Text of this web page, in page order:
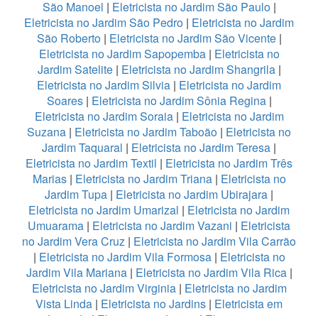
São Manoel | Eletricista no Jardim São Paulo|
Eletricista no Jardim São Pedro | Eletricista no Jardim
São Roberto| Eletricista no Jardim São Vicente|
Eletricista no Jardim Sapopemba| Eletricista no
Jardim Satelite| Eletricista no Jardim Shangrila|
Eletricista no Jardim Silvia | Eletricista no Jardim
Soares| Eletricista no Jardim Sônia Regina|
Eletricista no Jardim Soraia| Eletricista no Jardim
Suzana | Eletricista no Jardim Taboão | Eletricista no
Jardim Taquaral | Eletricista no Jardim Teresa |
Eletricista no Jardim Textil | Eletricista no Jardim Três
Marias| Eletricista no Jardim Triana| Eletricista no
Jardim Tupa | Eletricista no Jardim Ubirajara |
Eletricista no Jardim Umarizal | Eletricista no Jardim
Umuarama | Eletricista no Jardim Vazani | Eletricista
no Jardim Vera Cruz | Eletricista no Jardim Vila Carrão
| Eletricista no Jardim Vila Formosa| Eletricista no
Jardim Vila Mariana| Eletricista no Jardim Vila Rica|
Eletricista no Jardim Virginia| Eletricista no Jardim
Vista Linda | Eletricista no Jardins | Eletricista em